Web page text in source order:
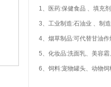
1、医药:保健食品 、填充剂
3、工业制造:石油业 、制
4、烟草制品:可代替甘油作
5、化妆品:洗面乳、美容霜
6、饲料:宠物罐头、动物饲